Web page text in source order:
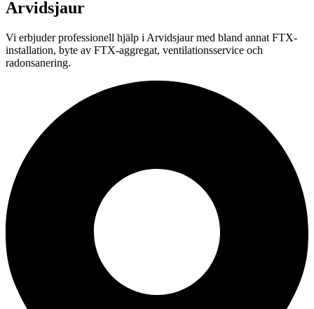
Arvidsjaur
Vi erbjuder professionell hjälp i Arvidsjaur med bland annat FTX-
installation, byte av FTX-aggregat, ventilationsservice och
radonsanering.